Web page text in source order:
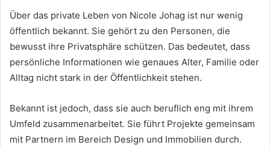
Über das private Leben von Nicole Johag ist nur wenig
öffentlich bekannt. Sie gehört zu den Personen, die
bewusst ihre Privatsphäre schützen. Das bedeutet, dass
persönliche Informationen wie genaues Alter, Familie oder
Alltag nicht stark in der Öffentlichkeit stehen.
Bekannt ist jedoch, dass sie auch beruflich eng mit ihrem
Umfeld zusammenarbeitet. Sie führt Projekte gemeinsam
mit Partnern im Bereich Design und Immobilien durch.